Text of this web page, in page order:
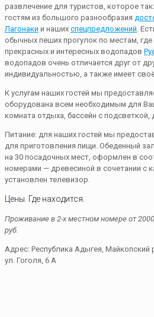
развлечение для туристов, которое
гостям из большого разнообразия
Лагонаки и наших спецпредложений .
обычных пеших прогулок по местам,
прекрасных и интересных водопадов
водопадов очень отличается друг от
индивидуальностью, а также имеет
К услугам наших гостей мы
оборудована всем необходимым для
комната отдыха, бассейн с подсветкой,
Питание: для наших гостей мы
для приготовления пищи. Обеденный
на 30 посадочных мест, оформлен в
номерами — древесиной в сочетании с
установлен телевизор.
Цены. Где находится.
Проживание в 2-х местном номере от
руб.
Адрес: Республика Адыгея, Майкопский
ул. Гоголя, 6 А